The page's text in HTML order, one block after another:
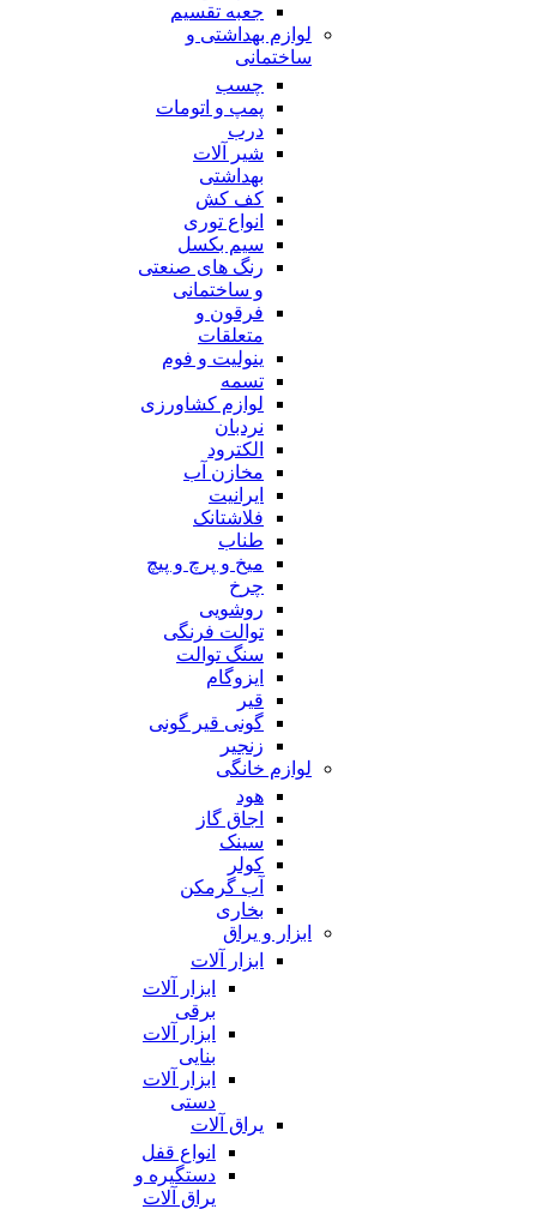
جعبه تقسیم
لوازم بهداشتی و
ساختمانی
چسب
پمپ و اتومات
درب
شیر آلات
بهداشتی
کف کش
انواع توری
سیم بکسل
رنگ های صنعتی
و ساختمانی
فرقون و
متعلقات
ینولیت و فوم
تسمه
لوازم کشاورزی
نردبان
الکترود
مخازن آب
ایرانیت
فلاشتانک
طناب
میخ و پرچ و پیچ
چرخ
روشویی
توالت فرنگی
سنگ توالت
ایزوگام
قیر
گونی قیر گونی
زنجیر
لوازم خانگی
هود
اجاق گاز
سینک
کولر
آب گرمکن
بخاری
ابزار و یراق
ابزار آلات
ابزار آلات
برقی
ابزار آلات
بنایی
ابزار آلات
دستی
یراق آلات
انواع قفل
دستگیره و
یراق آلات